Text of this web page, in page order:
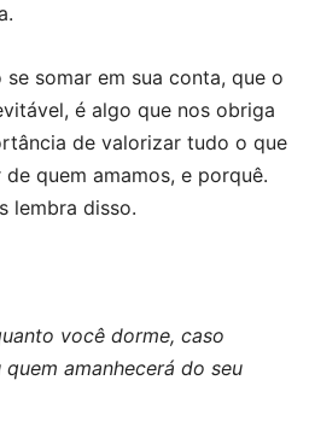
somar em sua conta, que o
é algo que nos obriga
de valorizar tudo o que
quem amamos, e porquê.
lembra disso.
você dorme, caso
amanhecerá do seu